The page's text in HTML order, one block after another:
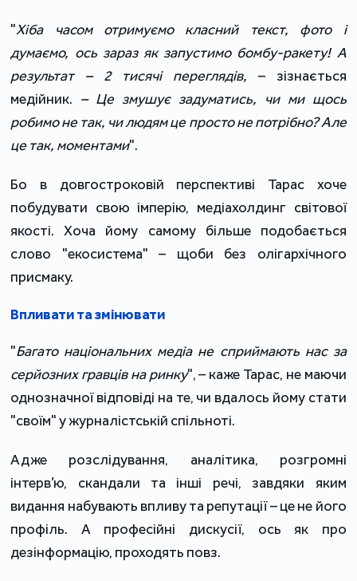
"Хіба часом отримуємо класний текст, фото і
думаємо, ось зараз як запустимо бомбу-ракету! А
результат – 2 тисячі переглядів, – зізнається
медійник. – Це змушує задуматись, чи ми щось
робимо не так, чи людям це просто не потрібно? Але
це так, моментами".
Бо в довгостроковій перспективі Тарас хоче
побудувати свою імперію, медіахолдинг світової
якості. Хоча йому самому більше подобається
слово "екосистема" – щоби без олігархічного
присмаку.
Впливати та змінювати
"Багато національних медіа не сприймають нас за
серйозних гравців на ринку", – каже Тарас, не маючи
однозначної відповіді на те, чи вдалось йому стати
"своїм" у журналістській спільноті.
Адже розслідування, аналітика, розгромні
інтерв’ю, скандали та інші речі, завдяки яким
видання набувають впливу та репутації – це не його
профіль. А професійні дискусії, ось як про
дезінформацію, проходять повз.